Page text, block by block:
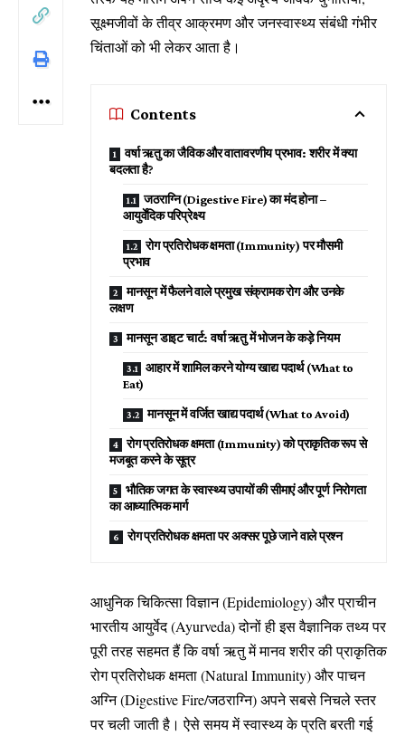
सूक्ष्मजीवों के तीव्र आक्रमण और जनस्वास्थ्य संबंधी गंभीर
चिंताओं को भी लेकर आता है।
Contents
वर्षा ऋतु का जैविक और वातावरणीय प्रभाव: शरीर में क्या
बदलता है?
जठराग्नि (Digestive Fire) का मंद होना –
आयुर्वेदिक परिप्रेक्ष्य
रोग प्रतिरोधक क्षमता (Immunity) पर मौसमी
प्रभाव
मानसून में फैलने वाले प्रमुख संक्रामक रोग और उनके
लक्षण
मानसून डाइट चार्ट: वर्षा ऋतु में भोजन के कड़े नियम
आहार में शामिल करने योग्य खाद्य पदार्थ (What to
Eat)
मानसून में वर्जित खाद्य पदार्थ (What to Avoid)
रोग प्रतिरोधक क्षमता (Immunity) को प्राकृतिक रूप से
मजबूत करने के सूत्र
भौतिक जगत के स्वास्थ्य उपायों की सीमाएं और पूर्ण निरोगता
का आध्यात्मिक मार्ग
रोग प्रतिरोधक क्षमता पर अक्सर पूछे जाने वाले प्रश्न
आधुनिक चिकित्सा विज्ञान (Epidemiology) और प्राचीन
भारतीय आयुर्वेद (Ayurveda) दोनों ही इस वैज्ञानिक तथ्य पर
पूरी तरह सहमत हैं कि वर्षा ऋतु में मानव शरीर की प्राकृतिक
रोग प्रतिरोधक क्षमता (Natural Immunity) और पाचन
अग्नि (Digestive Fire/जठराग्नि) अपने सबसे निचले स्तर
पर चली जाती है। ऐसे समय में स्वास्थ्य के प्रति बरती गई